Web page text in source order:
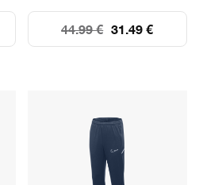
31.49 €
44.99 €